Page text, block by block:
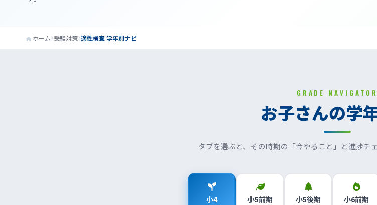
ホーム 受験対策 適性検査 学年別ナビ
GRADE NAVIGATOR
お子さんの学
タブを選ぶと、その時期の「今やること」と進捗チ
小4 小5前期 小5後期 小6前期